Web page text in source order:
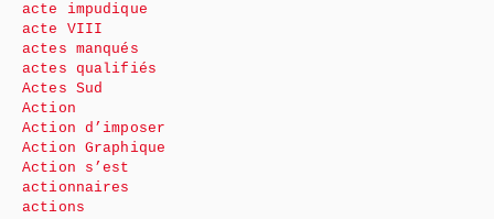
acte impudique
acte VIII
actes manqués
actes qualifiés
Actes Sud
Action
Action d’imposer
Action Graphique
Action s’est
actionnaires
actions